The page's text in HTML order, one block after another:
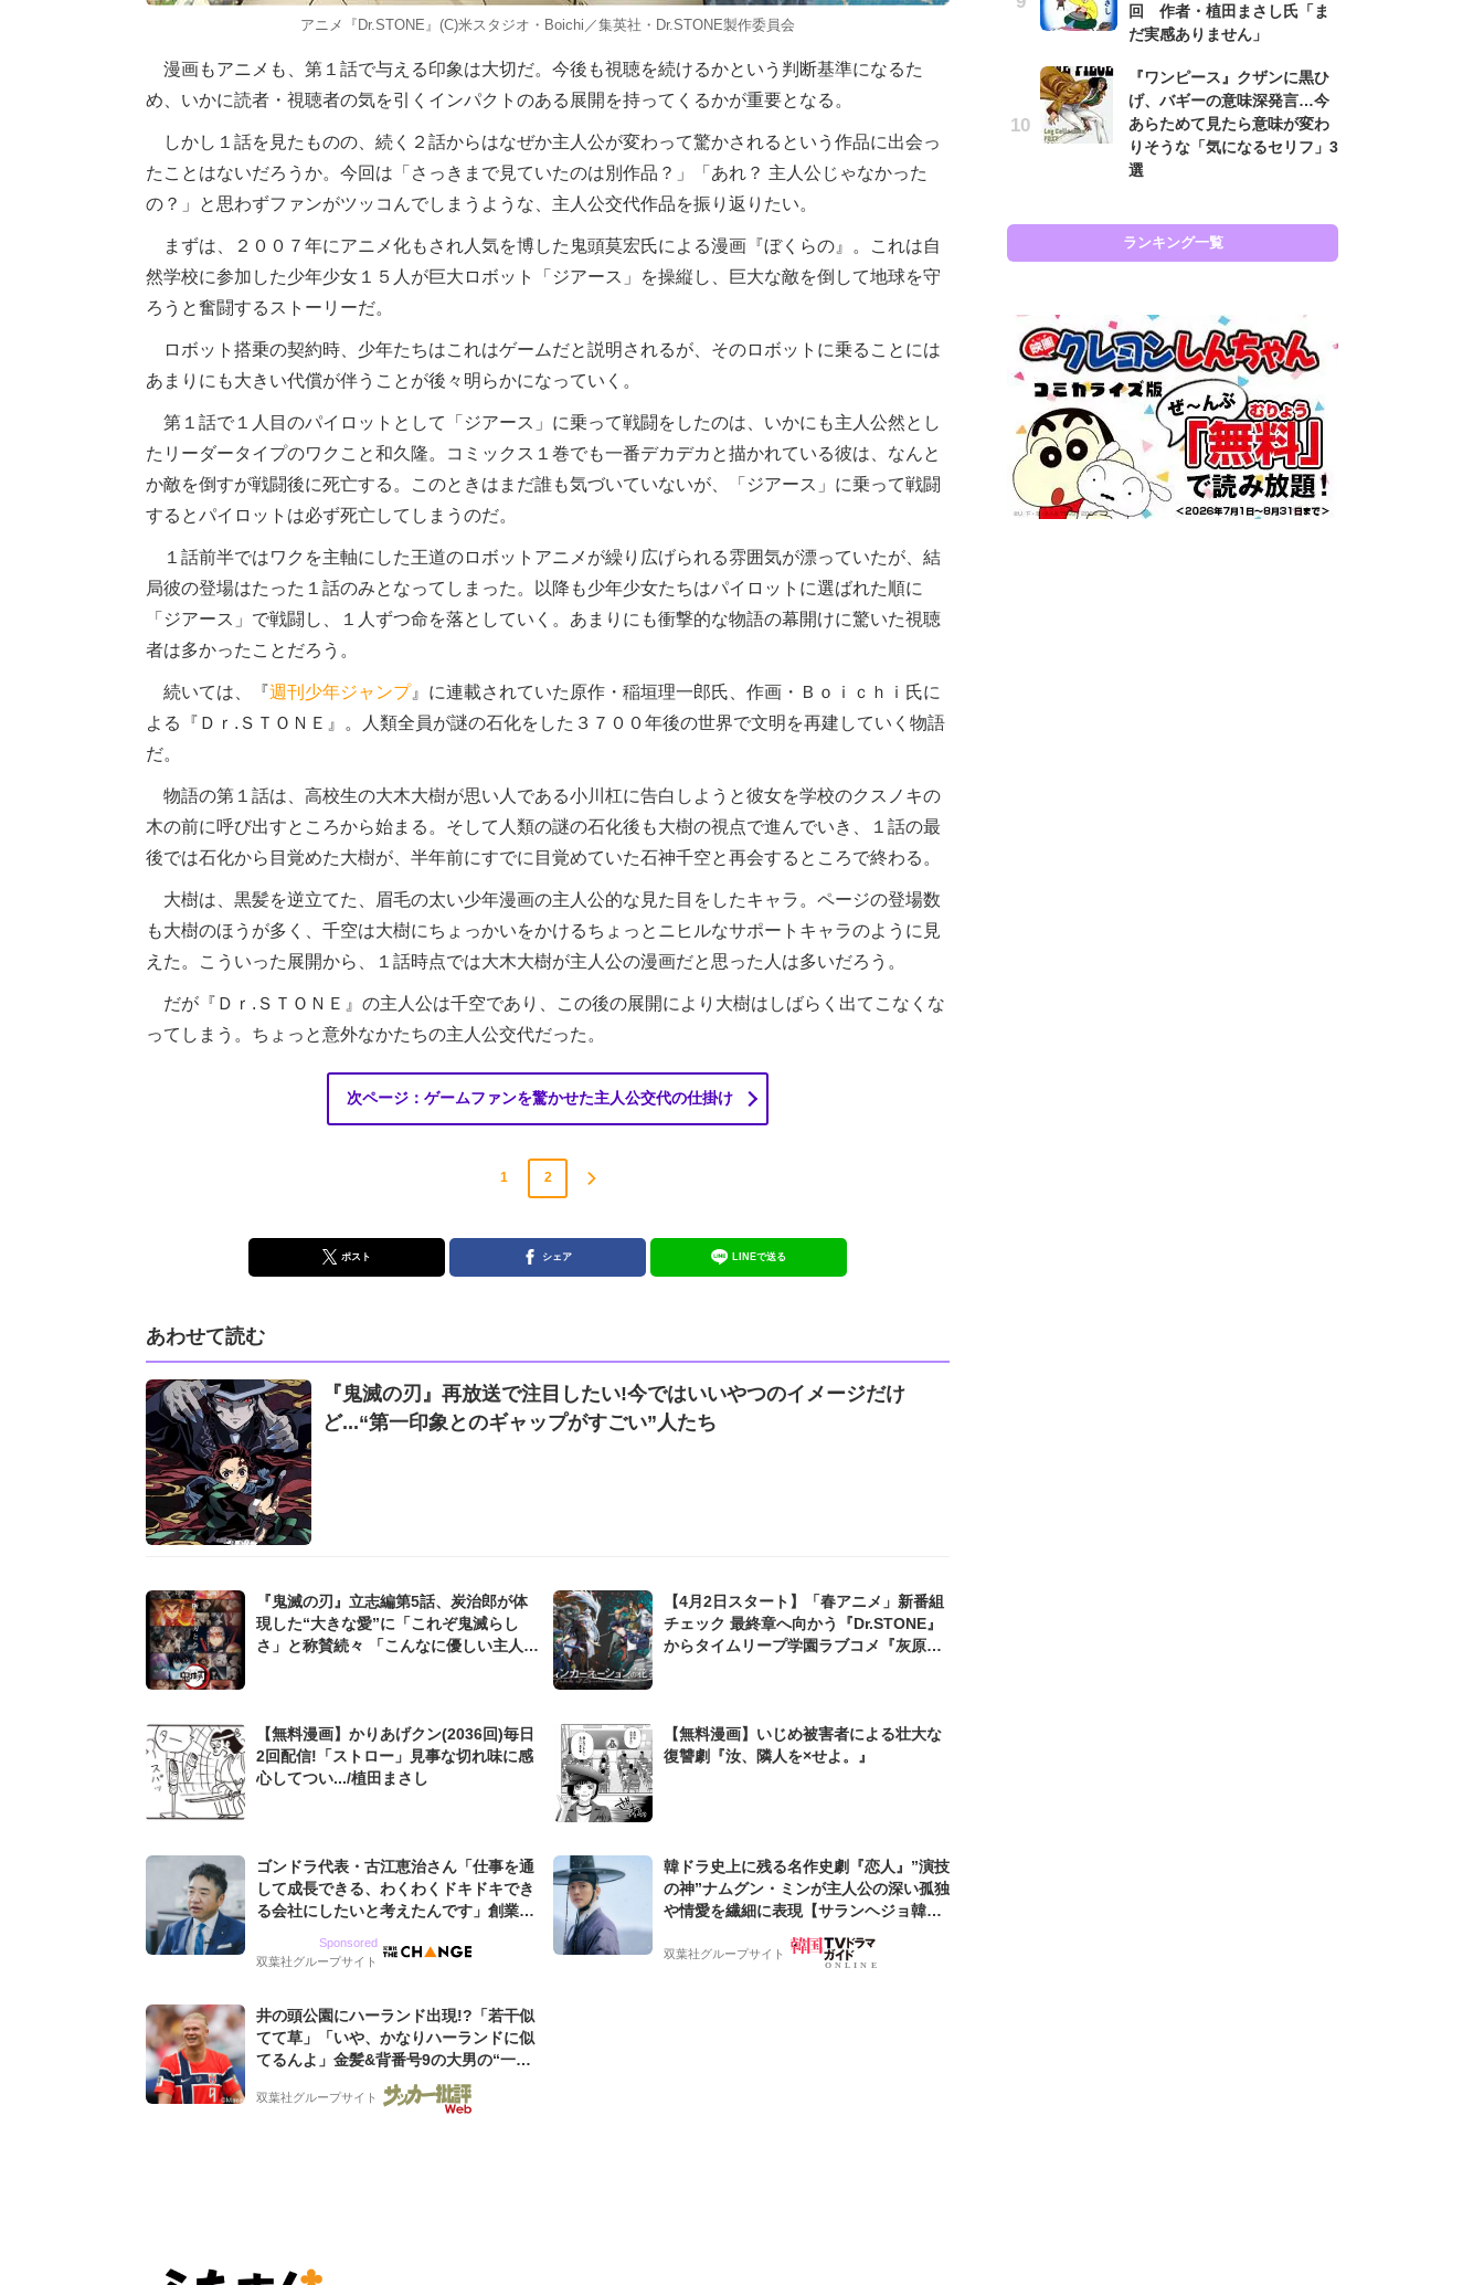
アニメ『Dr.STONE』(C)米スタジオ・Boichi／集英社・Dr.STONE製作委員会
漫画もアニメも、第１話で与える印象は大切だ。今後も視聴を続けるかという判断基準になるた
め、いかに読者・視聴者の気を引くインパクトのある展開を持ってくるかが重要となる。
しかし１話を見たものの、続く２話からはなぜか主人公が変わって驚かされるという作品に出会っ
たことはないだろうか。今回は「さっきまで見ていたのは別作品？」「あれ？ 主人公じゃなかった
の？」と思わずファンがツッコんでしまうような、主人公交代作品を振り返りたい。
まずは、２００７年にアニメ化もされ人気を博した鬼頭莫宏氏による漫画『ぼくらの』。これは自
然学校に参加した少年少女１５人が巨大ロボット「ジアース」を操縦し、巨大な敵を倒して地球を守
ろうと奮闘するストーリーだ。
ロボット搭乗の契約時、少年たちはこれはゲームだと説明されるが、そのロボットに乗ることには
あまりにも大きい代償が伴うことが後々明らかになっていく。
第１話で１人目のパイロットとして「ジアース」に乗って戦闘をしたのは、いかにも主人公然とし
たリーダータイプのワクこと和久隆。コミックス１巻でも一番デカデカと描かれている彼は、なんと
か敵を倒すが戦闘後に死亡する。このときはまだ誰も気づいていないが、「ジアース」に乗って戦闘
するとパイロットは必ず死亡してしまうのだ。
１話前半ではワクを主軸にした王道のロボットアニメが繰り広げられる雰囲気が漂っていたが、結
局彼の登場はたった１話のみとなってしまった。以降も少年少女たちはパイロットに選ばれた順に
「ジアース」で戦闘し、１人ずつ命を落としていく。あまりにも衝撃的な物語の幕開けに驚いた視聴
者は多かったことだろう。
続いては、『週刊少年ジャンプ』に連載されていた原作・稲垣理一郎氏、作画・Ｂｏｉｃｈｉ氏に
よる『Ｄｒ.ＳＴＯＮＥ』。人類全員が謎の石化をした３７００年後の世界で文明を再建していく物語
だ。
物語の第１話は、高校生の大木大樹が思い人である小川杠に告白しようと彼女を学校のクスノキの
木の前に呼び出すところから始まる。そして人類の謎の石化後も大樹の視点で進んでいき、１話の最
後では石化から目覚めた大樹が、半年前にすでに目覚めていた石神千空と再会するところで終わる。
大樹は、黒髪を逆立てた、眉毛の太い少年漫画の主人公的な見た目をしたキャラ。ページの登場数
も大樹のほうが多く、千空は大樹にちょっかいをかけるちょっとニヒルなサポートキャラのように見
えた。こういった展開から、１話時点では大木大樹が主人公の漫画だと思った人は多いだろう。
だが『Ｄｒ.ＳＴＯＮＥ』の主人公は千空であり、この後の展開により大樹はしばらく出てこなくな
ってしまう。ちょっと意外なかたちの主人公交代だった。
次ページ：ゲームファンを驚かせた主人公交代の仕掛け
1 2
ポスト シェア LINEで送る
あわせて読む
『鬼滅の刃』再放送で注目したい!今ではいいやつのイメージだけ
ど...“第一印象とのギャップがすごい”人たち
『鬼滅の刃』立志編第5話、炭治郎が体
現した“大きな愛”に「これぞ鬼滅らし
さ」と称賛続々 「こんなに優しい主人公
【4月2日スタート】「春アニメ」新番組
チェック 最終章へ向かう『Dr.STONE』
からタイムリープ学園ラブコメ『灰原く
【無料漫画】かりあげクン(2036回)毎日
2回配信!「ストロー」見事な切れ味に感
心してつい.../植田まさし
【無料漫画】いじめ被害者による壮大な
復讐劇『汝、隣人を×せよ。』
ゴンドラ代表・古江恵治さん「仕事を通
して成長できる、わくわくドキドキでき
る会社にしたいと考えたんです」創業来
グ会社のアイデンティティ
Sponsored
双葉社グループサイト
韓ドラ史上に残る名作史劇『恋人』”演技
の神”ナムグン・ミンが主人公の深い孤独
や情愛を繊細に表現【サランヘジョ韓ド
双葉社グループサイト
井の頭公園にハーランド出現!?「若干似
てて草」「いや、かなりハーランドに似
てるんよ」金髪&背番号9の大男の“一人
バイキング・ロー”映像が話題!「元気を
もらった」
双葉社グループサイト
回 作者・植田まさし氏「ま
だ実感ありません」
『ワンピース』クザンに黒ひ
げ、バギーの意味深発言…今
あらためて見たら意味が変わ
りそうな「気になるセリフ」3
選
ランキング一覧